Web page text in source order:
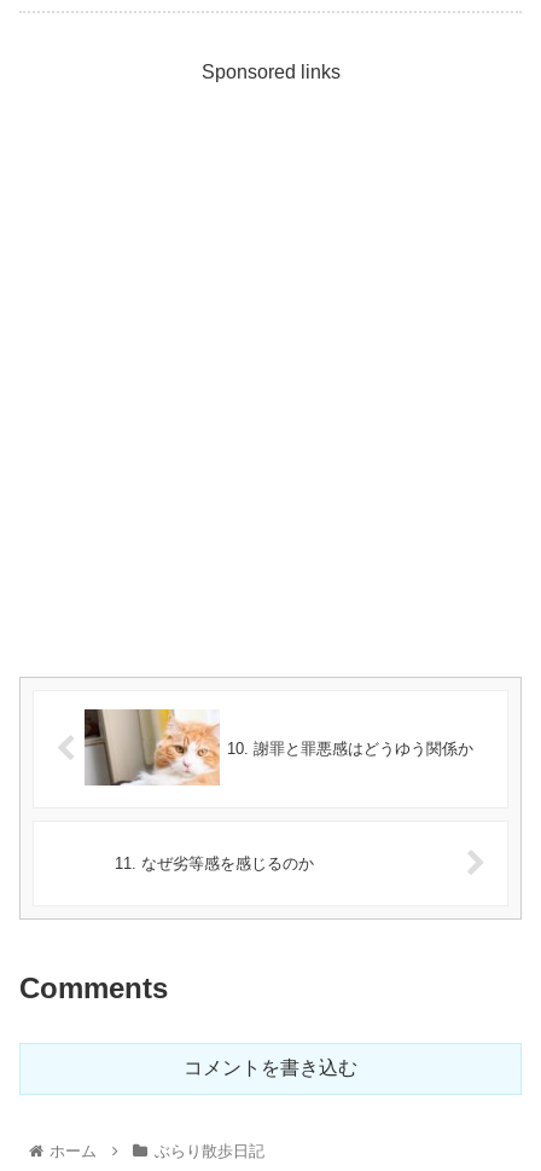
Sponsored links
10. 謝罪と罪悪感はどうゆう関係か
11. なぜ劣等感を感じるのか
Comments
コメントを書き込む
ホーム ぶらり散歩日記